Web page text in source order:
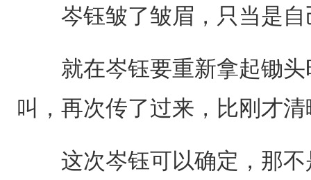
岑钰皱了皱眉，只当是自
就在岑钰要重新拿起锄头
叫，再次传了过来，比刚才
这次岑钰可以确定，那不